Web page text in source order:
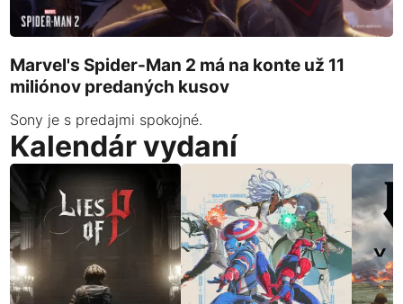
Marvel's Spider-Man 2 má na konte už 11
miliónov predaných kusov
Sony je s predajmi spokojné.
Kalendár vydaní